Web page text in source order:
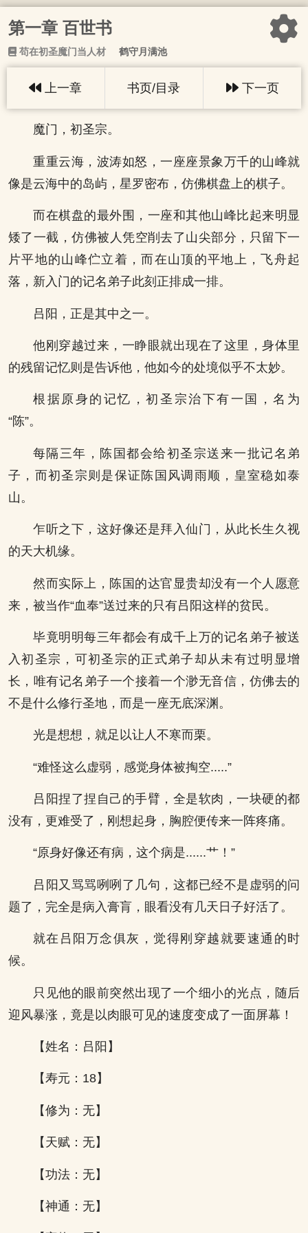
第一章 百世书
苟在初圣魔门当人材 鹤守月满池
上一章 书页/目录 下一页
魔门，初圣宗。
重重云海，波涛如怒，一座座景象万千的山峰就
像是云海中的岛屿，星罗密布，仿佛棋盘上的棋子。
而在棋盘的最外围，一座和其他山峰比起来明显
矮了一截，仿佛被人凭空削去了山尖部分，只留下一
片平地的山峰伫立着，而在山顶的平地上，飞舟起
落，新入门的记名弟子此刻正排成一排。
吕阳，正是其中之一。
他刚穿越过来，一睁眼就出现在了这里，身体里
的残留记忆则是告诉他，他如今的处境似乎不太妙。
根据原身的记忆，初圣宗治下有一国，名为
“陈”。
每隔三年，陈国都会给初圣宗送来一批记名弟
子，而初圣宗则是保证陈国风调雨顺，皇室稳如泰
山。
乍听之下，这好像还是拜入仙门，从此长生久视
的天大机缘。
然而实际上，陈国的达官显贵却没有一个人愿意
来，被当作“血奉”送过来的只有吕阳这样的贫民。
毕竟明明每三年都会有成千上万的记名弟子被送
入初圣宗，可初圣宗的正式弟子却从未有过明显增
长，唯有记名弟子一个接着一个渺无音信，仿佛去的
不是什么修行圣地，而是一座无底深渊。
光是想想，就足以让人不寒而栗。
“难怪这么虚弱，感觉身体被掏空.....”
吕阳捏了捏自己的手臂，全是软肉，一块硬的都
没有，更难受了，刚想起身，胸腔便传来一阵疼痛。
“原身好像还有病，这个病是......艹！”
吕阳又骂骂咧咧了几句，这都已经不是虚弱的问
题了，完全是病入膏肓，眼看没有几天日子好活了。
就在吕阳万念俱灰，觉得刚穿越就要速通的时
候。
只见他的眼前突然出现了一个细小的光点，随后
迎风暴涨，竟是以肉眼可见的速度变成了一面屏幕！
【姓名：吕阳】
【寿元：18】
【修为：无】
【天赋：无】
【功法：无】
【神通：无】